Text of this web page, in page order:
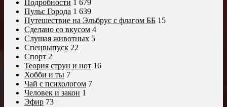
Подробности 1 679
Пульс Города 1 639
Путешествие на Эльбрус с флагом ББ 15
Сделано со вкусом 4
Слушая животных 5
Спецвыпуск 22
Спорт 2
Теория струн и нот 16
Хобби и ты 7
Чай с психологом 7
Человек и закон 1
Эфир 73